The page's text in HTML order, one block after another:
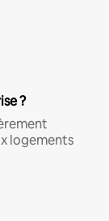
?
logements